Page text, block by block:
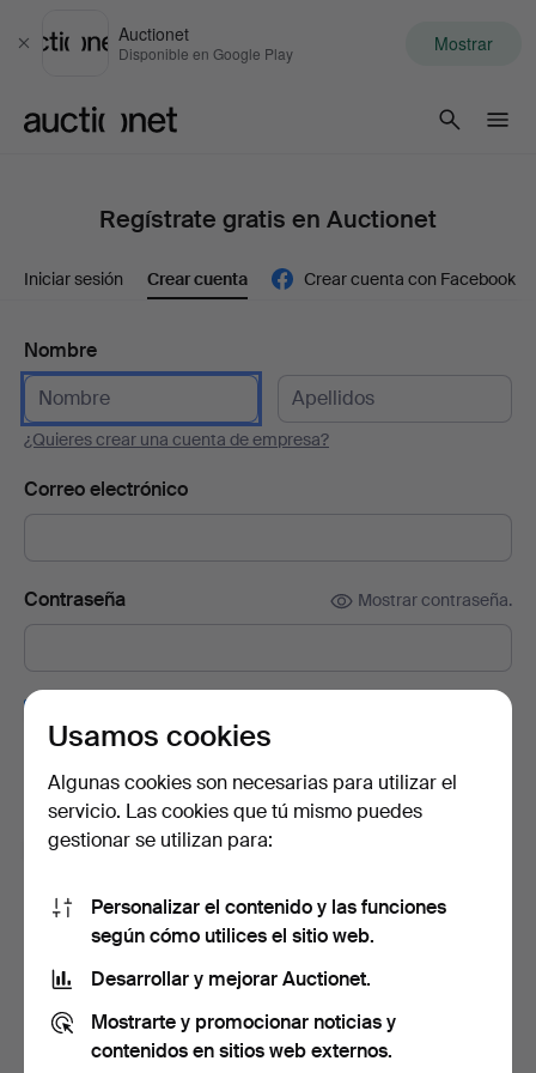
Cerrar
Auctionet
Disponible en Google Play Mostrar
Regístrate gratis en Auctionet
Iniciar sesión Crear cuenta Crear cuenta con Facebook
Nombre
¿Quieres crear una cuenta de empresa?
Correo electrónico
Contraseña Mostrar contraseña.
En ella encontrarás consejos de nuestros expertos, lotes
seleccionados e inspiración. Y si cambias de opinión, puedes
darte de baja muy fácilmente.
Soy mayor de 18 años y acepto los
de privacidad.
Crear cuenta
Usamos cookies
Algunas cookies son necesarias para utilizar el
servicio. Las cookies que tú mismo puedes
gestionar se utilizan para:
Personalizar el contenido y las funciones
según cómo utilices el sitio web.
Desarrollar y mejorar Auctionet.
Mostrarte y promocionar noticias y
contenidos en sitios web externos.